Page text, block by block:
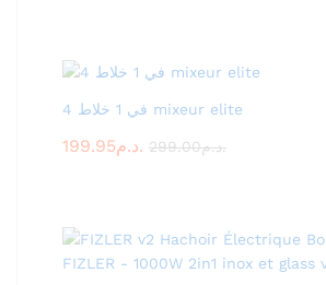
4 في 1 خلاط mixeur elite
199.95 د.م. 299.00 د.م.